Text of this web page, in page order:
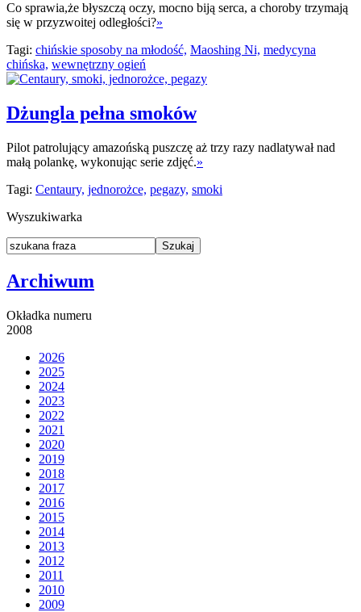
Co sprawia,że błyszczą oczy, mocno biją serca, a choroby trzymają
się w przyzwoitej odległości?»
Tagi: chińskie sposoby na młodość, Maoshing Ni, medycyna
chińska, wewnętrzny ogień
Dżungla pełna smoków
Pilot patrolujący amazońską puszczę aż trzy razy nadlatywał nad
małą polankę, wykonując serie zdjęć.»
Tagi: Centaury, jednorożce, pegazy, smoki
Wyszukiwarka
Archiwum
Okładka numeru
2008
2026
2025
2024
2023
2022
2021
2020
2019
2018
2017
2016
2015
2014
2013
2012
2011
2010
2009